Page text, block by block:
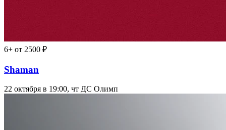
6+ от 2500 ₽
Shaman
22 октября в 19:00, чт ДС Олимп